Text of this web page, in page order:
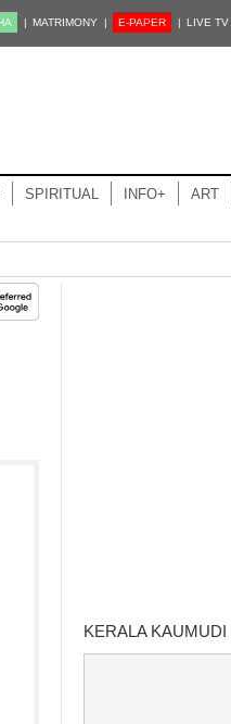
| MATRIMONY | E-PAPER | LIVE TV
SPIRITUAL INFO+ ART
KERALA KAUMUDI